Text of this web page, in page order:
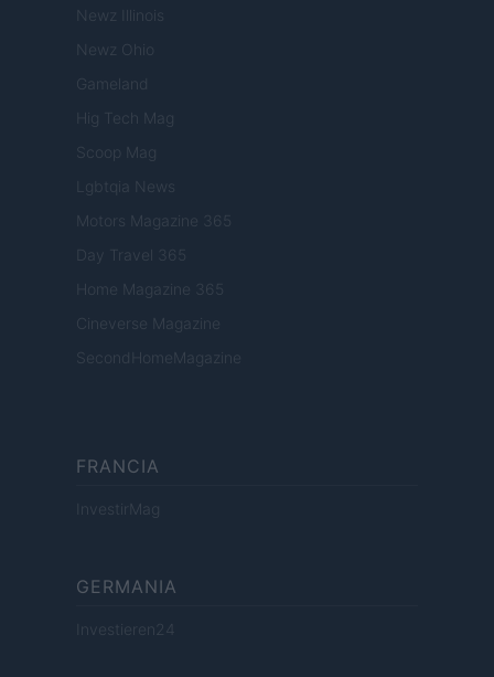
Newz Illinois
Newz Ohio
Gameland
Hig Tech Mag
Scoop Mag
Lgbtqia News
Motors Magazine 365
Day Travel 365
Home Magazine 365
Cineverse Magazine
SecondHomeMagazine
FRANCIA
InvestirMag
GERMANIA
Investieren24